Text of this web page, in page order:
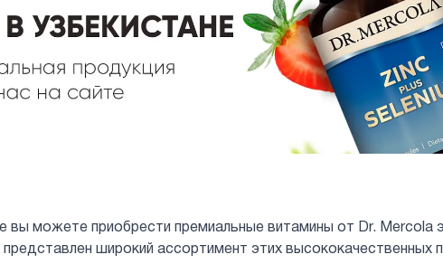
вы можете приобрести премиальные витамины от Dr. Mercola
представлен широкий ассортимент этих